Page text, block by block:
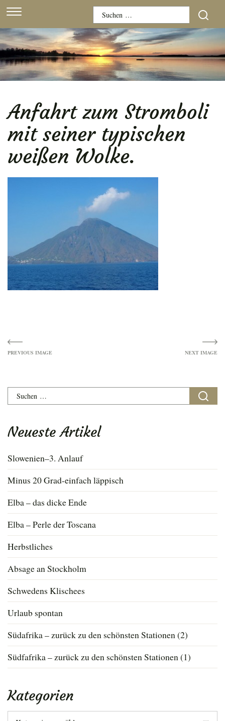
Skip
content
Suchen
nach:
Anfahrt zum Stromboli
mit seiner typischen
weißen Wolke.
Image
Suchen
nach:
Neueste Artikel
Slowenien–3. Anlauf
Minus 20 Grad-einfach läppisch
Elba – das dicke Ende
Elba – Perle der Toscana
Herbstliches
Absage an Stockholm
Schwedens Klischees
Urlaub spontan
Südafrika – zurück zu den schönsten Stationen (2)
Südfafrika – zurück zu den schönsten Stationen (1)
Kategorien
Kategorien